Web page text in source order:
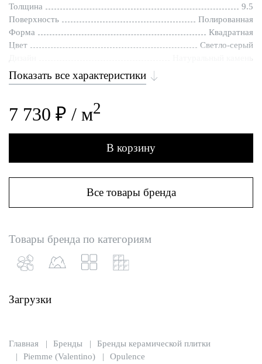
Толщина
9.5
Поверхность
Полированная
Форма
Квадратная
Цвет
Светло-серый
Натуральный камень
Показать все характеристики
7 730 ₽ / м2
В корзину
Все товары бренда
Товары бренда по категориям
Загрузки
Главная Бренды
Бренды керамической плитки
Piemme (Valentino)
Opulence